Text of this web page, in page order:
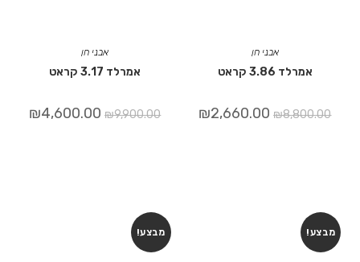
אבני חן
אמרלד 3.17 קראט
₪9,900.00
₪4,600.00
אבני חן
אמרלד 3.86 קראט
₪8,800.00
₪2,660.00
מבצע! מבצע!